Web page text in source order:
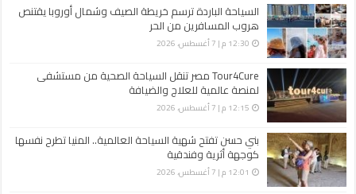
السياحة الباردة ترسم خريطة الصيف وشمال أوروبا يقتنص
هروب المسافرين من الحر
12:30 م | 7 أغسطس، 2026
Tour4Cure مصر تنقل السياحة الصحية من مستشفى
لمنصة عالمية للعلاج والضيافة
12:15 م | 7 أغسطس، 2026
بني حسن تفتح شهية السياحة العالمية.. المنيا تطرح نفسها
كوجهة أثرية وفندقية
12:01 م | 7 أغسطس، 2026